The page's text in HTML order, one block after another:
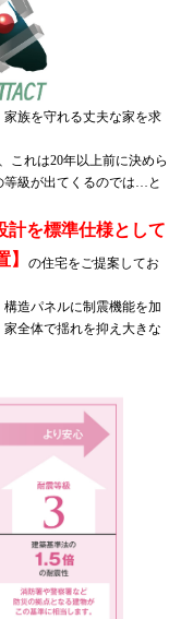
族を守れる丈夫な家を求
これは20年以上前に決めら
等級が出てくるのでは…と
計を標準仕様として
の住宅をご提案してお
造パネルに制震機能を加
全体で揺れを抑え大きな